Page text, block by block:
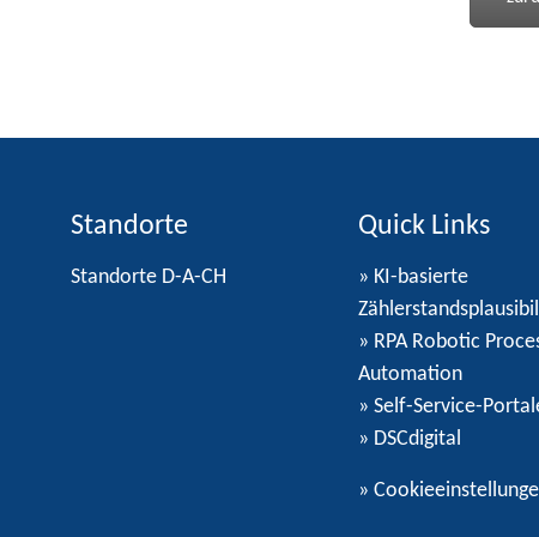
Standorte
Standorte D-A-CH
Quick Links
» KI-basierte
» RPA Robotic
Automation
» Self-Service-
» DSCdigital
»